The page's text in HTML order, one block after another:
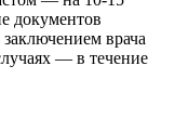
документов
врача
— в течение